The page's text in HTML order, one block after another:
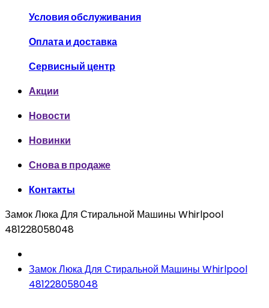
Условия обслуживания
Оплата и доставка
Сервисный центр
Акции
Новости
Новинки
Снова в продаже
Контакты
Замок Люка Для Стиральной Машины Whirlpool
481228058048
Замок Люка Для Стиральной Машины Whirlpool
481228058048